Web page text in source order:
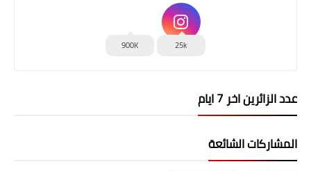
25k
900K
عدد الزائرين اخر 7 ايام
المشاركات الشائعة